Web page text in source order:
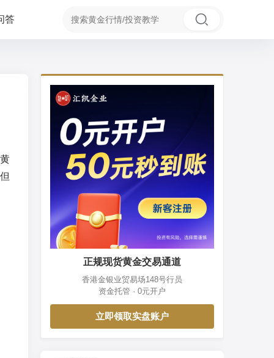
答
正规现货黄金交易通道
香港金银业贸易场148号行员
资金托管 · 0元开户
立即领取实盘账户